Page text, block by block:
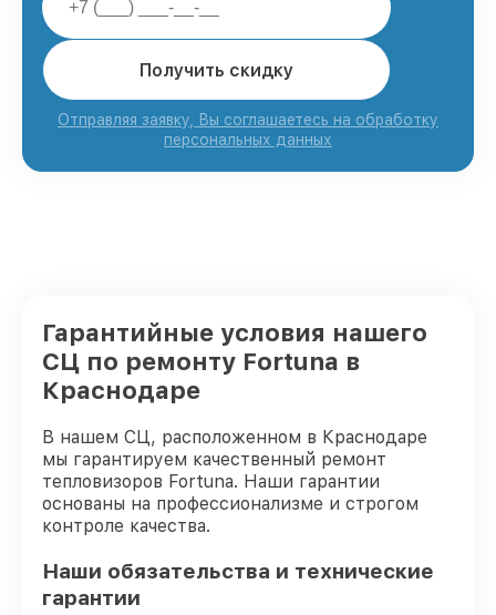
Получить скидку
Отправляя заявку, Вы соглашаетесь на обработку
персональных данных
Гарантийные условия нашего
СЦ по ремонту Fortuna в
Краснодаре
В нашем СЦ, расположенном в Краснодаре
мы гарантируем качественный ремонт
тепловизоров Fortuna. Наши гарантии
основаны на профессионализме и строгом
контроле качества.
Наши обязательства и технические
гарантии